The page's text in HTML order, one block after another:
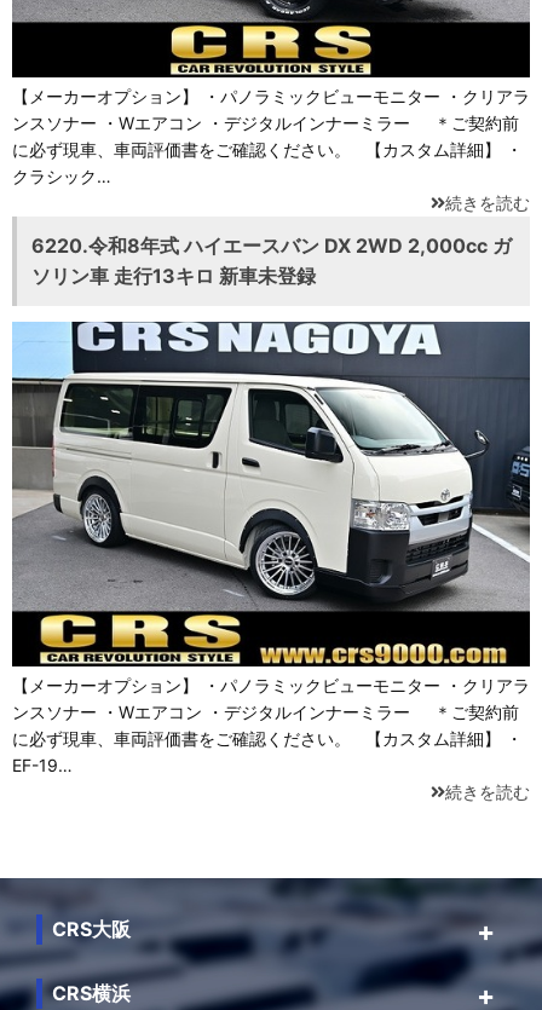
【メーカーオプション】 ・パノラミックビューモニター ・クリアラ
ンスソナー ・Wエアコン ・デジタルインナーミラー ＊ご契約前
に必ず現車、車両評価書をご確認ください。 【カスタム詳細】 ・
クラシック…
続きを読む
6220.令和8年式 ハイエースバン DX 2WD 2,000cc ガ
ソリン車 走行13キロ 新車未登録
【メーカーオプション】 ・パノラミックビューモニター ・クリアラ
ンスソナー ・Wエアコン ・デジタルインナーミラー ＊ご契約前
に必ず現車、車両評価書をご確認ください。 【カスタム詳細】 ・
EF-19…
続きを読む
CRS大阪
CRS横浜